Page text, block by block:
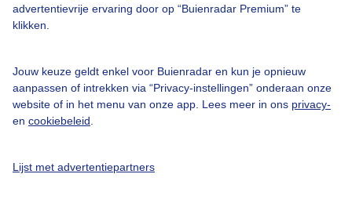
advertentievrije ervaring door op “Buienradar Premium” te
klikken.
Jouw keuze geldt enkel voor Buienradar en kun je opnieuw
aanpassen of intrekken via “Privacy-instellingen” onderaan onze
website of in het menu van onze app. Lees meer in ons privacy-
en cookiebeleid
Lijst met advertentiepartners
Adverteren
Cookie beleid
Privacy instellingen